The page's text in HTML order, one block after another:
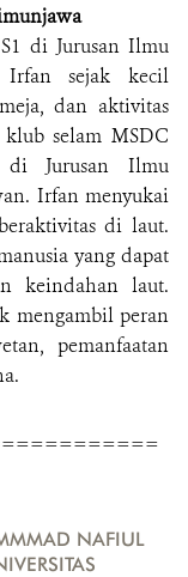
di Jurusan Ilmu
Irfan sejak kecil
dan aktivitas
selam MSDC
di Jurusan Ilmu
Irfan menyukai
di laut.
yang dapat
keindahan laut.
mengambil peran
pemanfaatan
NAFIUL